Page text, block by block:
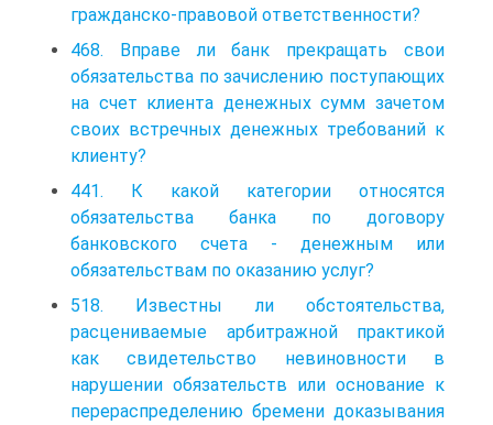
гражданско-правовой ответственности?
468. Вправе ли банк прекращать свои
обязательства по зачислению поступающих
на счет клиента денежных сумм зачетом
своих встречных денежных требований к
клиенту?
441. К какой категории относятся
обязательства банка по договору
банковского счета - денежным или
обязательствам по оказанию услуг?
518. Известны ли обстоятельства,
расцениваемые арбитражной практикой
как свидетельство невиновности в
нарушении обязательств или основание к
перераспределению бремени доказывания